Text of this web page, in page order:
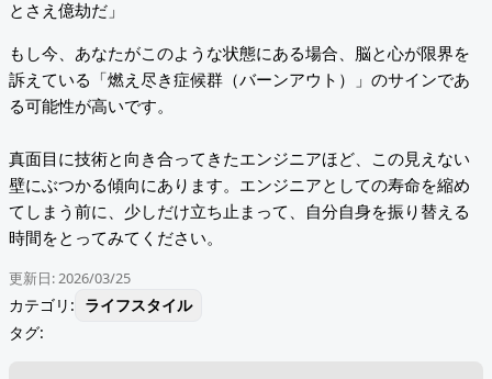
とさえ億劫だ」
もし今、あなたがこのような状態にある場合、脳と心が限界を
訴えている「燃え尽き症候群（バーンアウト）」のサインであ
る可能性が高いです。
真面目に技術と向き合ってきたエンジニアほど、この見えない
壁にぶつかる傾向にあります。エンジニアとしての寿命を縮め
てしまう前に、少しだけ立ち止まって、自分自身を振り替える
時間をとってみてください。
更新日:2026/03/25
カテゴリ: ライフスタイル
タグ: